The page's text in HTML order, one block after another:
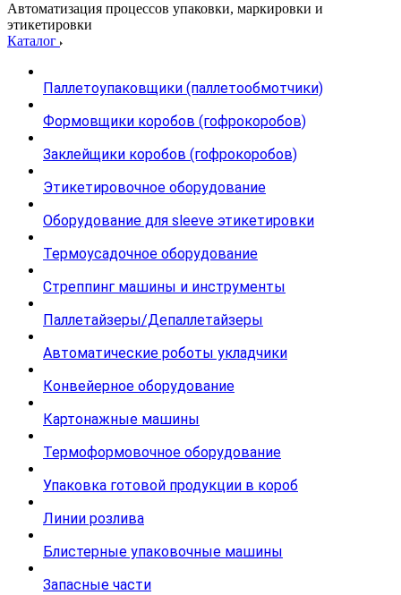
Автоматизация процессов упаковки, маркировки и
этикетировки
Каталог
Паллетоупаковщики (паллетообмотчики)
Формовщики коробов (гофрокоробов)
Заклейщики коробов (гофрокоробов)
Этикетировочное оборудование
Оборудование для sleeve этикетировки
Термоусадочное оборудование
Стреппинг машины и инструменты
Паллетайзеры/Депаллетайзеры
Автоматические роботы укладчики
Конвейерное оборудование
Картонажные машины
Термоформовочное оборудование
Упаковка готовой продукции в короб
Линии розлива
Блистерные упаковочные машины
Запасные части